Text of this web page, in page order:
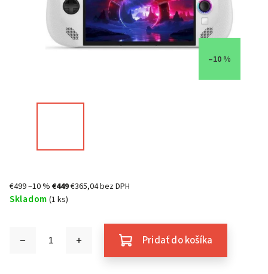
–10 %
€499–10 % €449€365,04 bez DPH
Skladom (1 ks)
Pridať do košíka